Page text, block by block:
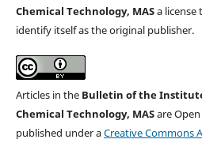
Chemical Technology, MASa license
identify itself as the original publisher.
Articles in the Bulletin of the
Chemical Technology, MASare Open
published under aCreative Commons